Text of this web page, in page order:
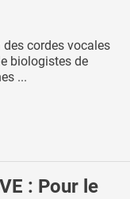
des cordes vocales
biologistes de
...
: Pour le